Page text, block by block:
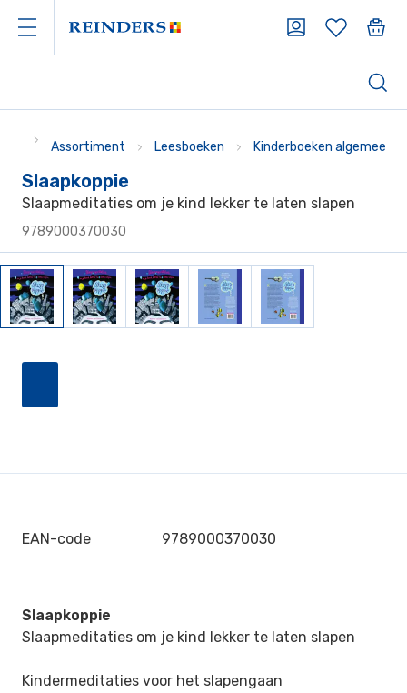
Assortiment Leesboeken Kinderboeken algemeen
Slaapkoppie
Slaapmeditaties om je kind lekker te laten slapen
9789000370030
EAN-code 9789000370030
Slaapkoppie
Slaapmeditaties om je kind lekker te laten slapen
Kindermeditaties voor het slapengaan